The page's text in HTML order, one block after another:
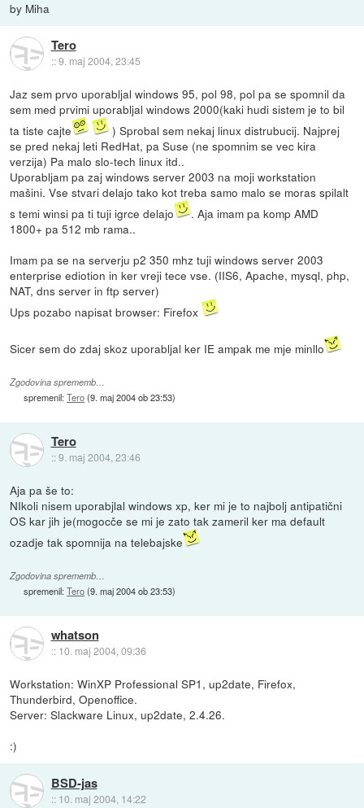
by Miha
Tero
::9. maj 2004, 23:45
Jaz sem prvo uporabljal windows 95, pol 98, pol pa se spomnil da
sem med prvimi uporabljal windows 2000(kaki hudi sistem je to bil
ta tiste cajte
) Sprobal sem nekaj linux distrubucij. Najprej
se pred nekaj leti RedHat, pa Suse (ne spomnim se vec kira
verzija) Pa malo slo-tech linux itd..
Uporabljam pa zaj windows server 2003 na moji workstation
mašini. Vse stvari delajo tako kot treba samo malo se moras spilalt
s temi winsi pa ti tuji igrce delajo
. Aja imam pa komp AMD
1800+ pa 512 mb rama..
Imam pa se na serverju p2 350 mhz tuji windows server 2003
enterprise ediotion in ker vreji tece vse. (IIS6, Apache, mysql, php,
NAT, dns server in ftp server)
Ups pozabo napisat browser: Firefox
Sicer sem do zdaj skoz uporabljal ker IE ampak me mje minllo
Zgodovina sprememb…
spremenil:Tero(9. maj 2004 ob 23:53)
Tero
::9. maj 2004, 23:46
Aja pa še to:
NIkoli nisem uporabjlal windows xp, ker mi je to najbolj antipatični
OS kar jih je(mogocče se mi je zato tak zameril ker ma default
ozadje tak spomnija na telebajske
Zgodovina sprememb…
spremenil:Tero(9. maj 2004 ob 23:53)
whatson
:: 10. maj 2004, 09:36
Workstation: WinXP Professional SP1, up2date, Firefox,
Thunderbird, Openoffice.
Server: Slackware Linux, up2date, 2.4.26.
:)
BSD-jas
:: 10. maj 2004, 14:22